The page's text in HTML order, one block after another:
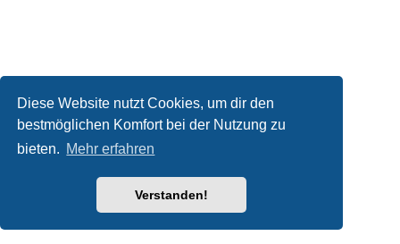
Diese Website nutzt Cookies, um dir den
bestmöglichen Komfort bei der Nutzung zu
bieten. Mehr erfahren
Verstanden!